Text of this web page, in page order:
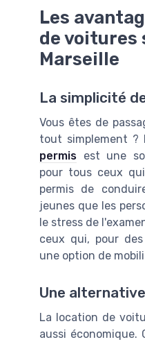
Les
de voitures
Marseille
La simplicité
Vous êtes de
tout simplement
permis est une
pour tous ceux
permis de
jeunes que les
le stress de
ceux qui, pour
une option de
Une
La location de
aussi économique.